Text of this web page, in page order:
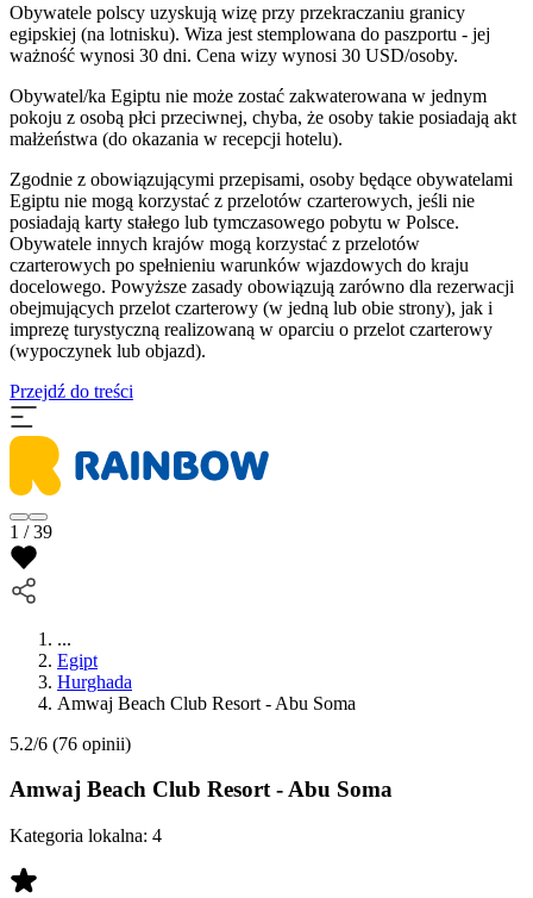
Obywatele polscy uzyskują wizę przy przekraczaniu granicy
egipskiej (na lotnisku). Wiza jest stemplowana do paszportu - jej
ważność wynosi 30 dni. Cena wizy wynosi 30 USD/osoby.
Obywatel/ka Egiptu nie może zostać zakwaterowana w jednym
pokoju z osobą płci przeciwnej, chyba, że osoby takie posiadają akt
małżeństwa (do okazania w recepcji hotelu).
Zgodnie z obowiązującymi przepisami, osoby będące obywatelami
Egiptu nie mogą korzystać z przelotów czarterowych, jeśli nie
posiadają karty stałego lub tymczasowego pobytu w Polsce.
Obywatele innych krajów mogą korzystać z przelotów
czarterowych po spełnieniu warunków wjazdowych do kraju
docelowego. Powyższe zasady obowiązują zarówno dla rezerwacji
obejmujących przelot czarterowy (w jedną lub obie strony), jak i
imprezę turystyczną realizowaną w oparciu o przelot czarterowy
(wypoczynek lub objazd).
Przejdź do treści
1 / 39
...
Egipt
Hurghada
Amwaj Beach Club Resort - Abu Soma
5.2/6 (76 opinii)
Amwaj Beach Club Resort - Abu Soma
Kategoria lokalna: 4